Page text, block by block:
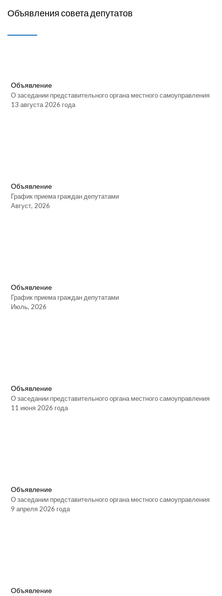
Объявления совета депутатов
Объявления совета депутатов
Объявление
О заседании представительного органа местного самоуправления
13 августа 2026 года
Объявление
График приема граждан депутатами
Август, 2026
Объявление
График приема граждан депутатами
Июль, 2026
Объявление
О заседании представительного органа местного самоуправления
11 июня 2026 года
Объявление
О заседании представительного органа местного самоуправления
9 апреля 2026 года
Объявление